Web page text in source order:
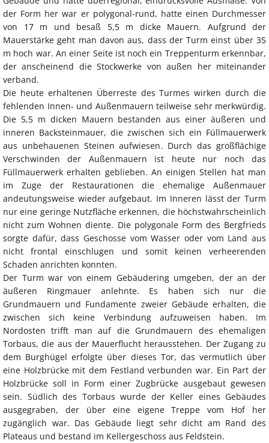
der Form her war er polygonal-rund, hatte einen Durchmesser
von 17 m und besaß 5,5 m dicke Mauern. Aufgrund der
Mauerstärke geht man davon aus, dass der Turm einst über 35
m hoch war. An einer Seite ist noch ein Treppenturm erkennbar,
der anscheinend die Stockwerke von außen her miteinander
verband.
Die heute erhaltenen Überreste des Turmes wirken durch die
fehlenden Innen- und Außenmauern teilweise sehr merkwürdig.
Die 5,5 m dicken Mauern bestanden aus einer äußeren und
inneren Backsteinmauer, die zwischen sich ein Füllmauerwerk
aus unbehauenen Steinen aufwiesen. Durch das großflächige
Verschwinden der Außenmauern ist heute nur noch das
Füllmauerwerk erhalten geblieben. An einigen Stellen hat man
im Zuge der Restaurationen die ehemalige Außenmauer
andeutungsweise wieder aufgebaut. Im Inneren lässt der Turm
nur eine geringe Nutzfläche erkennen, die höchstwahrscheinlich
nicht zum Wohnen diente. Die polygonale Form des Bergfrieds
sorgte dafür, dass Geschosse vom Wasser oder vom Land aus
nicht frontal einschlugen und somit keinen verheerenden
Schaden anrichten konnten.
Der Turm war von einem Gebäudering umgeben, der an der
äußeren Ringmauer anlehnte. Es haben sich nur die
Grundmauern und Fundamente zweier Gebäude erhalten, die
zwischen sich keine Verbindung aufzuweisen haben. Im
Nordosten trifft man auf die Grundmauern des ehemaligen
Torbaus, die aus der Mauerflucht herausstehen. Der Zugang zu
dem Burghügel erfolgte über dieses Tor, das vermutlich über
eine Holzbrücke mit dem Festland verbunden war. Ein Part der
Holzbrücke soll in Form einer Zugbrücke ausgebaut gewesen
sein. Südlich des Torbaus wurde der Keller eines Gebäudes
ausgegraben, der über eine eigene Treppe vom Hof her
zugänglich war. Das Gebäude liegt sehr dicht am Rand des
Plateaus und bestand im Kellergeschoss aus Feldstein.